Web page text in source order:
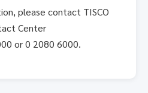
please contact TISCO
Center
or 0 2080 6000.